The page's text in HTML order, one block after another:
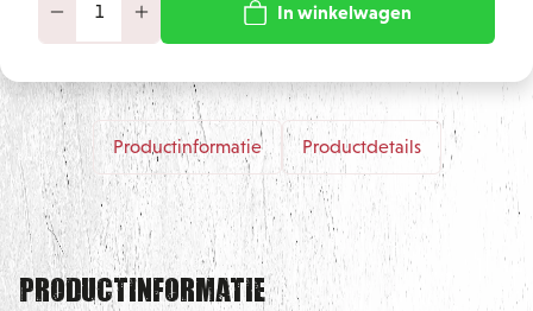
In winkelwagen
Productinformatie Productdetails
Productinformatie